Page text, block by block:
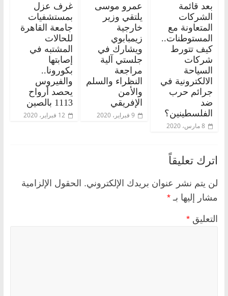
بعد قائمة
الشركات
المتعاونة مع
المستوطنات..
كيف تتورط
شركات
السياحة
الالكترونية في
جرائم حرب
ضد
الفلسطينين؟
8 مارس، 2020
عمرو موسى
يلتقي وزير
خارجية
زيمبابوي
ويشارك في
جلستي آلية
مراجعة
النظراء والسلم
والأمن
الإفريقي
9 فبراير، 2020
غرف عزل
بمستشفيات
جامعة القاهرة
للحالات
المشتبه في
إصابتها
بكورونا..
والفيروس
يحصد أرواح
1113 بالصين
12 فبراير، 2020
اترك تعليقاً
لن يتم نشر عنوان بريدك الإلكتروني. الحقول الإلزامية
مشار إليها بـ *
التعليق *